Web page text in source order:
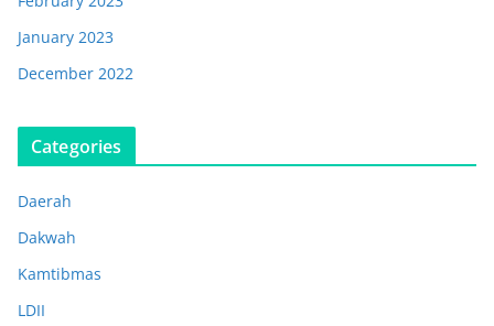
January 2023
December 2022
Categories
Daerah
Dakwah
Kamtibmas
LDII